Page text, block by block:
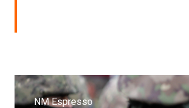
NM Espresso